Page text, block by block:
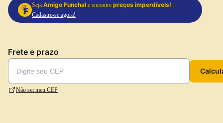
Seja Amigo Funchal e encontre preços imperdíveis!
Cadastre-se agora!
Frete e prazo
Não sei meu CEP